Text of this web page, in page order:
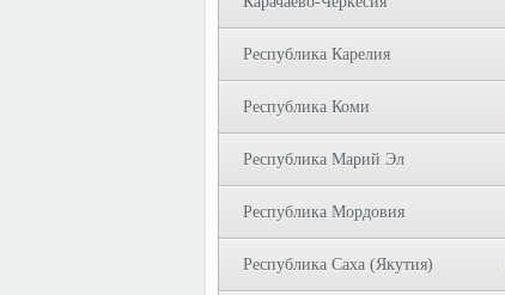
Республика Карелия
Республика Коми
Республика Марий Эл
Республика Мордовия
Республика Саха (Якутия)